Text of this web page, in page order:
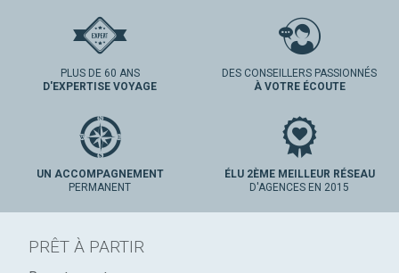
PLUS DE 60 ANS
D'EXPERTISE VOYAGE
DES CONSEILLERS PASSIONNÉS
À VOTRE ÉCOUTE
UN ACCOMPAGNEMENT
PERMANENT
ÉLU 2ÈME MEILLEUR RÉSEAU
D'AGENCES EN 2015
PRÊT À PARTIR